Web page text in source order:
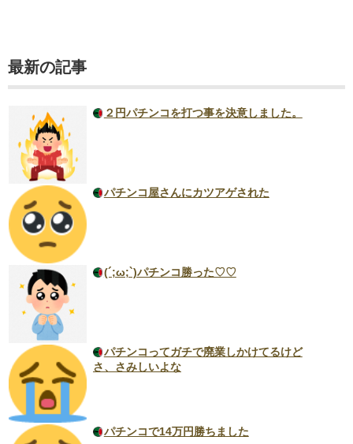
最新の記事
２円パチンコを打つ事を決意しました。
パチンコ屋さんにカツアゲされた
(´;ω;`)パチンコ勝った♡♡
パチンコってガチで廃業しかけてるけど
さ、さみしいよな
パチンコで14万円勝ちました